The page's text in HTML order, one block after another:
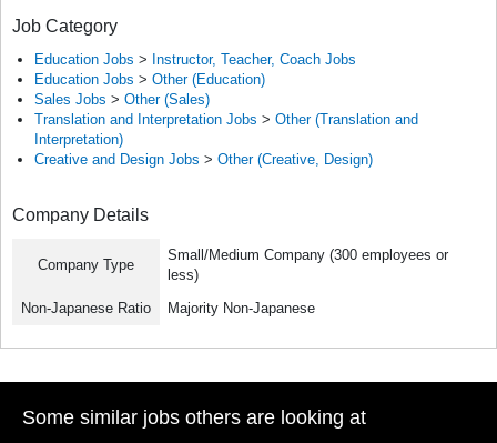
Job Category
Education Jobs > Instructor, Teacher, Coach Jobs
Education Jobs > Other (Education)
Sales Jobs > Other (Sales)
Translation and Interpretation Jobs > Other (Translation and
Interpretation)
Creative and Design Jobs > Other (Creative, Design)
Company Details
Company Type
Small/Medium Company (300 employees or
less)
Non-Japanese Ratio
Majority Non-Japanese
Some similar jobs others are looking at